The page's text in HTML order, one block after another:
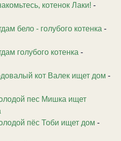
котенок Лаки! -
бело - голубого котенка -
голубого котенка -
кот Валек ищет дом -
пес Мишка ищет
пёс Тоби ищет дом -